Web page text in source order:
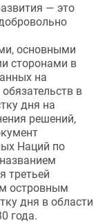
— это
основными
сторонами в
на
в
дня на
решений,
Наций по
третьей
островным
дня в области
года.